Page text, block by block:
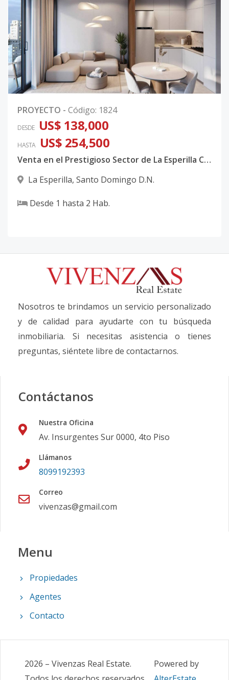
PROYECTO - Código: 1824
DESDE US$ 138,000
HASTA US$ 254,500
Venta en el Prestigioso Sector de La Esperilla Código: PD699 Entrega Fin2027
La Esperilla, Santo Domingo D.N.
Desde 1 hasta 2 Hab.
Nosotros te brindamos un servicio personalizado
y de calidad para ayudarte con tu búsqueda
inmobiliaria. Si necesitas asistencia o tienes
preguntas, siéntete libre de contactarnos.
Contáctanos
Nuestra Oficina
Av. Insurgentes Sur 0000, 4to Piso
Llámanos
8099192393
Correo
vivenzas@gmail.com
Menu
Propiedades
Agentes
Contacto
2026 – Vivenzas Real Estate.
Powered by